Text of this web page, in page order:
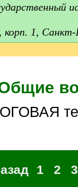
корп. 1,
1 2 3